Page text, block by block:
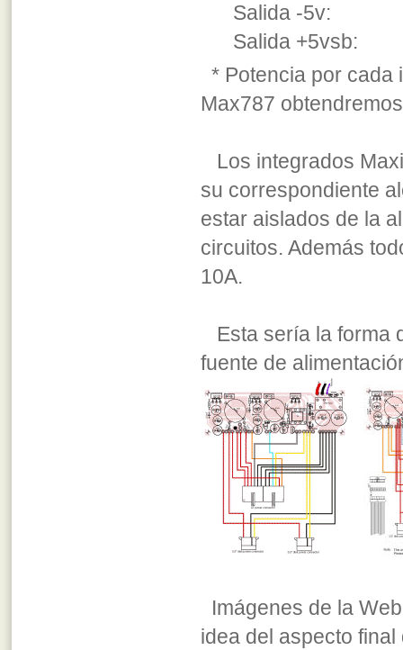
Salida -5v:
Salida
* Potencia por cada
Max787
Los integrados
su correspondiente
estar aislados de la
circuitos. Además
10A.
Esta sería la forma
fuente de
Imágenes de la
idea del aspecto